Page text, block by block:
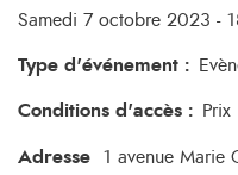
Samedi 7 octobre 2023 -
Type d'événement :
Conditions d'accès : Prix
Adresse
1 avenue Marie